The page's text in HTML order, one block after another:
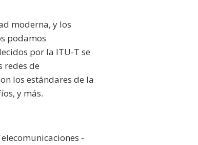
moderna, y los
podamos
por la ITU-T se
redes de
los estándares de la
y más.
-